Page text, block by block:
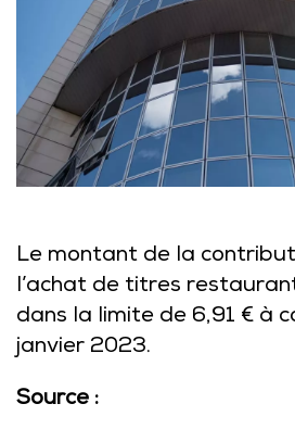
Le montant de la
l’achat de titres
dans la limite de 6,91 € à
janvier 2023.
Source :